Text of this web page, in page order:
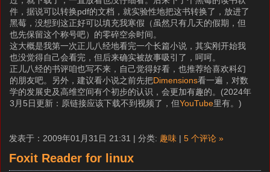
件，据说可以转换pdf的文档，就实验性地把这书转换了，放进了
黑莓，没想到这正好可以填充我寒假（虽然只有几天的假期，但
也先保留这个称号吧）的零碎空余时间。
这大概是我第一次正儿八经地看完一个长篇小说，其实刚开始我
也没觉得自己会看完，但后来确实被故事吸引了，呵呵。
正儿八经的书评咱也写不来，自己觉得好看，也推荐给喜欢科幻
的朋友吧。另外，建议看小说之前先把Dimensions看一遍，对数
学的发展史及高维空间有个初步的认识，会更加有趣的。(2024年
3月5日更新：原链接应该下载不到视频了，但YouTube里有。)
发表于：2009年01月31日 21:31 | 分类: 趣味 | 5 个评论 »
Foxit Reader for linux